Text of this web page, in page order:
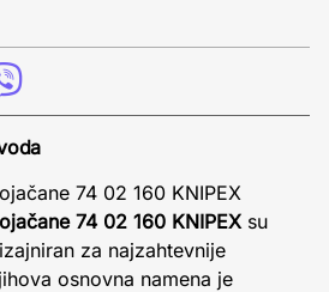
74 02 160 KNIPEX
74 02 160 KNIPEX su
za najzahtevnije
osnovna namena je